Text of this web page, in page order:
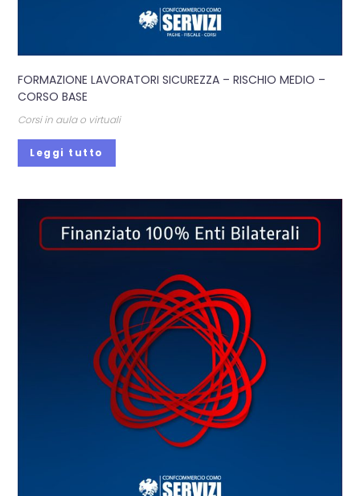
FORMAZIONE LAVORATORI SICUREZZA – RISCHIO MEDIO –
CORSO BASE
Corsi in aula o virtuali
Leggi tutto